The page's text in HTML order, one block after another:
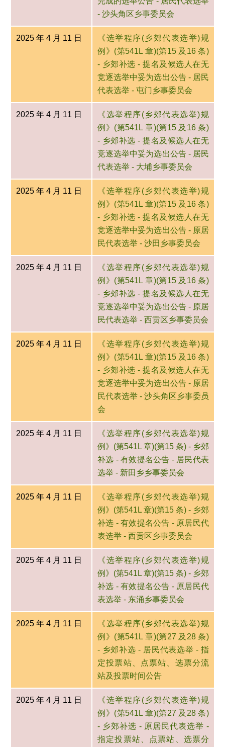
- 沙头角区乡事委员会
2025 年 4 月 11 日
《选举程序(乡郊代表选举)规
例》(第541L 章)(第15 及16 条)
- 乡郊补选 - 提名及候选人在无
竞逐选举中妥为选出公告 - 居民
代表选举 - 屯门乡事委员会
2025 年 4 月 11 日
《选举程序(乡郊代表选举)规
例》(第541L 章)(第15 及16 条)
- 乡郊补选 - 提名及候选人在无
竞逐选举中妥为选出公告 - 居民
代表选举 - 大埔乡事委员会
2025 年 4 月 11 日
《选举程序(乡郊代表选举)规
例》(第541L 章)(第15 及16 条)
- 乡郊补选 - 提名及候选人在无
竞逐选举中妥为选出公告 - 原居
民代表选举 - 沙田乡事委员会
2025 年 4 月 11 日
《选举程序(乡郊代表选举)规
例》(第541L 章)(第15 及16 条)
- 乡郊补选 - 提名及候选人在无
竞逐选举中妥为选出公告 - 原居
民代表选举 - 西贡区乡事委员会
2025 年 4 月 11 日
《选举程序(乡郊代表选举)规
例》(第541L 章)(第15 及16 条)
- 乡郊补选 - 提名及候选人在无
竞逐选举中妥为选出公告 - 原居
民代表选举 - 沙头角区乡事委员
会
2025 年 4 月 11 日
《选举程序(乡郊代表选举)规
例》(第541L 章)(第15 条) - 乡郊
补选 - 有效提名公告 - 居民代表
选举 - 新田乡乡事委员会
2025 年 4 月 11 日
《选举程序(乡郊代表选举)规
例》(第541L 章)(第15 条) - 乡郊
补选 - 有效提名公告 - 原居民代
表选举 - 西贡区乡事委员会
2025 年 4 月 11 日
《选举程序(乡郊代表选举)规
例》(第541L 章)(第15 条) - 乡郊
补选 - 有效提名公告 - 原居民代
表选举 - 东涌乡事委员会
2025 年 4 月 11 日
《选举程序(乡郊代表选举)规
例》(第541L 章)(第27 及28 条)
- 乡郊补选 - 居民代表选举 - 指
定投票站、点票站、选票分流
站及投票时间公告
2025 年 4 月 11 日
《选举程序(乡郊代表选举)规
例》(第541L 章)(第27 及28 条)
- 乡郊补选 - 原居民代表选举 -
指定投票站、点票站、选票分